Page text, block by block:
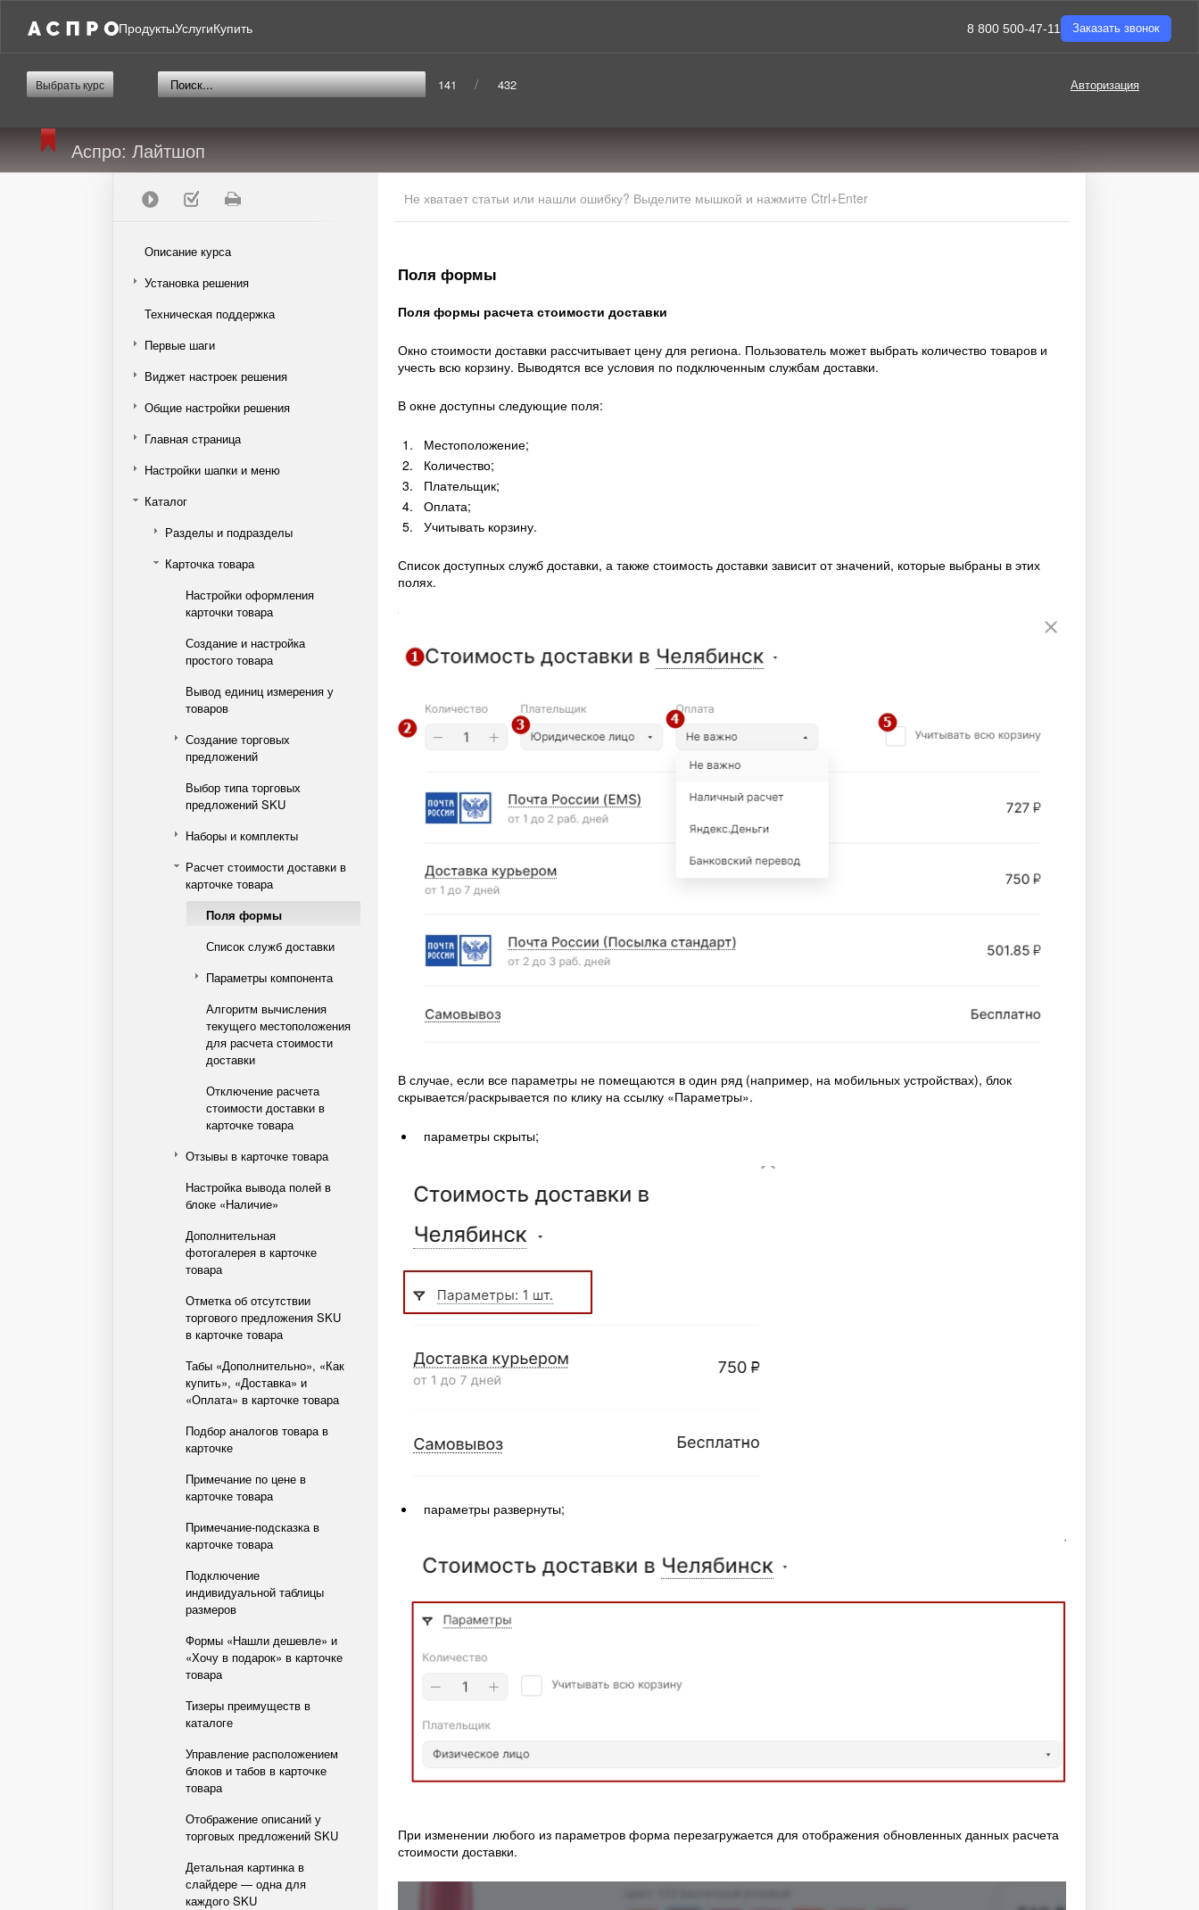
ПродуктыУслугиКупить 8 800 500-47-11 Заказать звонок
Авторизация
Выбрать курс 141 / 432
Аспро: Лайтшоп
Описание курса
Установка решения
Техническая поддержка
Первые шаги
Виджет настроек решения
Общие настройки решения
Главная страница
Настройки шапки и меню
Каталог
Разделы и подразделы
Карточка товара
Настройки оформления
карточки товара
Создание и настройка
простого товара
Вывод единиц измерения у
товаров
Создание торговых
предложений
Выбор типа торговых
предложений SKU
Наборы и комплекты
Расчет стоимости доставки в
карточке товара
Поля формы
Список служб доставки
Параметры компонента
Алгоритм вычисления
текущего местоположения
для расчета стоимости
доставки
Отключение расчета
стоимости доставки в
карточке товара
Отзывы в карточке товара
Настройка вывода полей в
блоке «Наличие»
Дополнительная
фотогалерея в карточке
товара
Отметка об отсутствии
торгового предложения SKU
в карточке товара
Табы «Дополнительно», «Как
купить», «Доставка» и
«Оплата» в карточке товара
Подбор аналогов товара в
карточке
Примечание по цене в
карточке товара
Примечание-подсказка в
карточке товара
Подключение
индивидуальной таблицы
размеров
Формы «Нашли дешевле» и
«Хочу в подарок» в карточке
товара
Тизеры преимуществ в
каталоге
Управление расположением
блоков и табов в карточке
товара
Отображение описаний у
торговых предложений SKU
Детальная картинка в
слайдере — одна для
каждого SKU
Не хватает статьи или нашли ошибку? Выделите мышкой и нажмите Ctrl+Enter
Поля формы
Поля формы расчета стоимости доставки
Окно стоимости доставки рассчитывает цену для региона. Пользователь может выбрать количество товаров и
учесть всю корзину. Выводятся все условия по подключенным службам доставки.
В окне доступны следующие поля:
Местоположение;
Количество;
Плательщик;
Оплата;
Учитывать корзину.
Список доступных служб доставки, а также стоимость доставки зависит от значений, которые выбраны в этих
полях.
В случае, если все параметры не помещаются в один ряд (например, на мобильных устройствах), блок
скрывается/раскрывается по клику на ссылку «Параметры».
параметры скрыты;
параметры развернуты;
При изменении любого из параметров форма перезагружается для отображения обновленных данных расчета
стоимости доставки.